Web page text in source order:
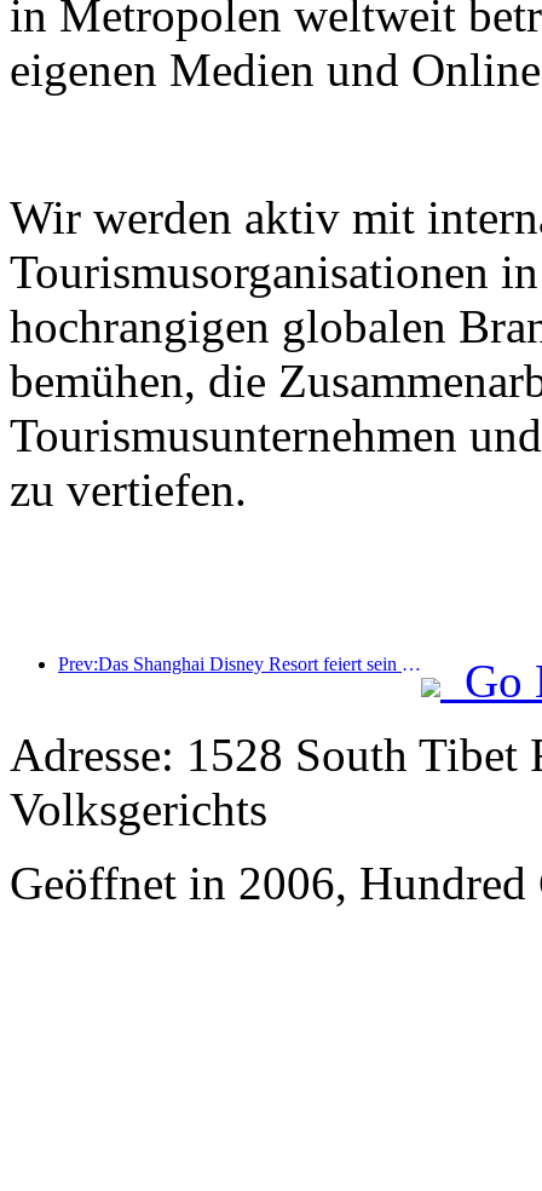
in Metropolen weltweit
eigenen Medien und
Wir werden aktiv mit
Tourismusorganisationen
hochrangigen globalen
bemühen, die
Tourismusunternehmen
zu vertiefen.
Prev:Das Shanghai Disney Resort feiert sein 10-jähriges Bestehen und hat bis heute über 100 Millionen Besucher empfangen.
Go
Adresse: 1528 South Tibet
Volksgerichts
Geöffnet in 2006,